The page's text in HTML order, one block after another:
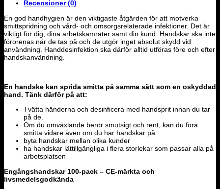
Recensioner (0)
En god handhygien är den viktigaste åtgärden för att motverka
smittspridning och vård- och omsorgsrelaterade infektioner. Det är
viktigt för dig, dina arbetskamrater samt din kund. Handskar ska inte
förorenas när de tas på och de utgör inget absolut skydd vid
användning. Handdesinfektion ska därför alltid utföras före och efter
handskanvändning.
En handske kan sprida smitta på samma sätt som en oskyddad
hand. Tänk därför på att:
Tvätta händerna och desinficera med handsprit innan du tar
på de.
Om du omväxlande berör smutsigt och rent, kan du föra
smitta vidare även om du har handskar på
byta handskar mellan olika kunder
ha handskar lättillgängliga i flera storlekar som passar alla på
arbetsplatsen
Engångshandskar 100-pack – CE-märkta och
livsmedelsgodkända